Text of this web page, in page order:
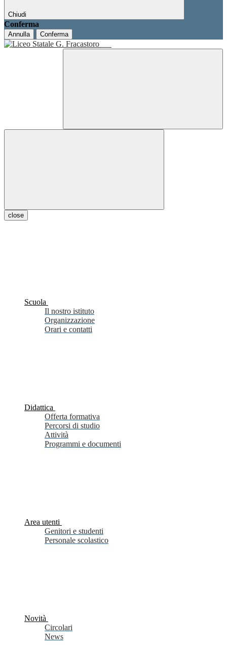
Chiudi
Conferma
Annulla Conferma
close
Scuola
Il nostro istituto
Organizzazione
Orari e contatti
Didattica
Offerta formativa
Percorsi di studio
Attività
Programmi e documenti
Area utenti
Genitori e studenti
Personale scolastico
Novità
Circolari
News